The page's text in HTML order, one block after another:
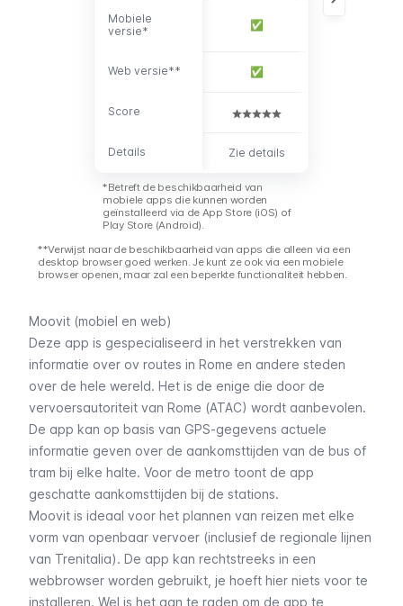
Mobiele
versie*
Web versie**
Score
Details
Mobiele
versie*
✅
Web versie** ✅
Score
Details Zie details
*Betreft de beschikbaarheid van
mobiele apps die kunnen worden
geïnstalleerd via de App Store (iOS) of
Play Store (Android).
**Verwijst naar de beschikbaarheid van apps die alleen via een
desktop browser goed werken. Je kunt ze ook via een mobiele
browser openen, maar zal een beperkte functionaliteit hebben.
Moovit (mobiel en web)
Deze app is gespecialiseerd in het verstrekken van
informatie over ov routes in Rome en andere steden
over de hele wereld. Het is de enige die door de
vervoersautoriteit van Rome (ATAC) wordt aanbevolen.
De app kan op basis van GPS-gegevens actuele
informatie geven over de aankomsttijden van de bus of
tram bij elke halte. Voor de metro toont de app
geschatte aankomsttijden bij de stations.
Moovit is ideaal voor het plannen van reizen met elke
vorm van openbaar vervoer (inclusief de regionale lijnen
van Trenitalia). De app kan rechtstreeks in een
webbrowser worden gebruikt, je hoeft hier niets voor te
installeren. Wel is het aan te raden om de app te